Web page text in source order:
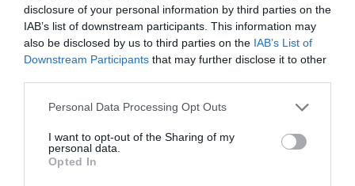
disclosure of your personal information by third parties on the
IAB’s list of downstream participants. This information may
also be disclosed by us to third parties on the IAB’s List of
Downstream Participants that may further disclose it to other
Please note that this website/app uses one or more Google
not limited to your visit or usage behaviour. You may click to
grant or deny consent to Google and its third-party tags to
use your data for below specified purposes in below Google
Personal Data Processing Opt Outs
I want to opt-out of the Sharing of my
personal data.
Opted In
VISSZA A FŐOLDALRA
Legfrissebb híreink